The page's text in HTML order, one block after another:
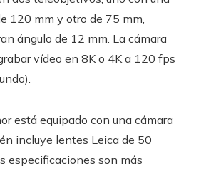
120 mm y otro de 75 mm,
ángulo de 12 mm. La cámara
vídeo en 8K o 4K a 120 fps
está equipado con una cámara
incluye lentes Leica de 50
especificaciones son más